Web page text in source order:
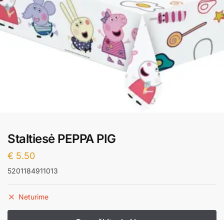
Staltiesė PEPPA PIG
€ 5.50
5201184911013
Neturime